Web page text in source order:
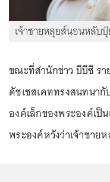
เจ้าชายหลุยส์นอนหลับ
ขณะที่สำนักข่าว บีบีซี รา
ดัชเชสเคททรงสนทนา
องค์เล็กของพระองค์เป็
พระองค์หวังว่าเจ้าชาย